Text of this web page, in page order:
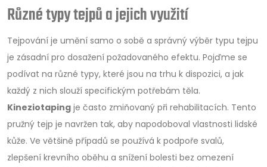
Různé typy tejpů a jejich využití
Tejpování je umění samo o sobě a správný výběr typu tejpu
je zásadní pro dosažení požadovaného efektu. Pojďme se
podívat na různé typy, které jsou na trhu k dispozici, a jak
každý z nich slouží specifickým potřebám těla.
Kineziotaping je často zmiňovaný při rehabilitacích. Tento
pružný tejp je navržen tak, aby napodoboval vlastnosti lidské
kůže. Ve většině případů se používá k podpoře svalů,
zlepšení krevního oběhu a snížení bolesti bez omezení